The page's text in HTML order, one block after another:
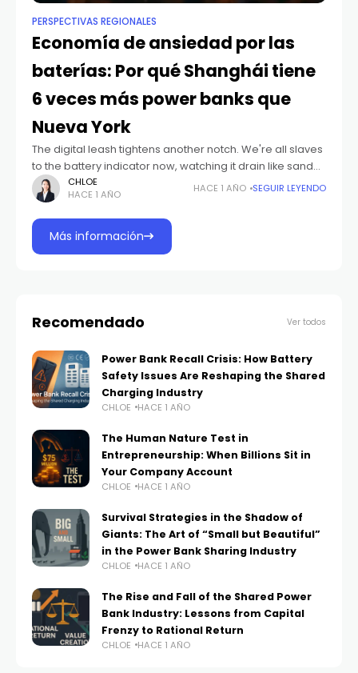
PERSPECTIVAS REGIONALES
Economía de ansiedad por las
baterías: Por qué Shanghái tiene
6 veces más power banks que
Nueva York
The digital leash tightens another notch. We're all slaves
to the battery indicator now, watching it drain like sand
through an hourglass, marking the inevitable march
toward technological impotence. Enter
CHLOE
HACE 1 AÑO
HACE 1 AÑO SEGUIR LEYENDO
Más información
Recomendado Ver todos
Power Bank Recall Crisis: How Battery
Safety Issues Are Reshaping the Shared
Charging Industry
CHLOE HACE 1 AÑO
The Human Nature Test in
Entrepreneurship: When Billions Sit in
Your Company Account
CHLOE HACE 1 AÑO
Survival Strategies in the Shadow of
Giants: The Art of “Small but Beautiful”
in the Power Bank Sharing Industry
CHLOE HACE 1 AÑO
The Rise and Fall of the Shared Power
Bank Industry: Lessons from Capital
Frenzy to Rational Return
CHLOE HACE 1 AÑO